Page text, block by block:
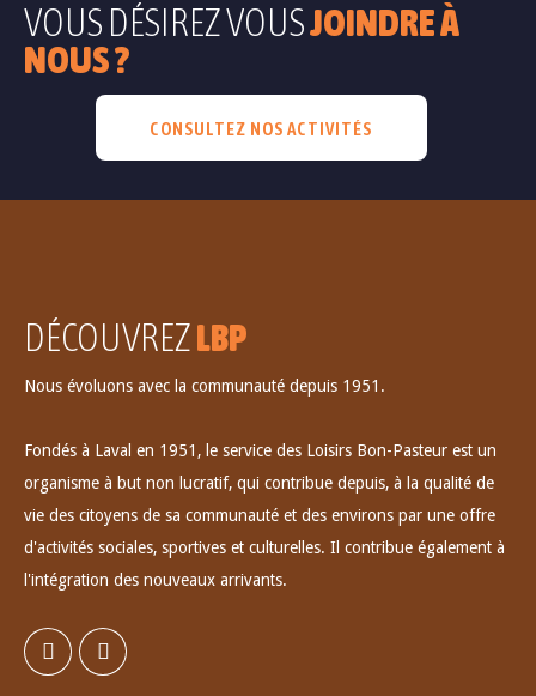
VOUS DÉSIREZ VOUSJOINDRE À
NOUS ?
CONSULTEZ NOS ACTIVITÉS
DÉCOUVREZLBP
Nous évoluons avec la communauté depuis 1951.
Fondés à Laval en 1951, le service des Loisirs Bon-Pasteur est un
organisme à but non lucratif, qui contribue depuis, à la qualité de
vie des citoyens de sa communauté et des environs par une offre
d'activités sociales, sportives et culturelles. Il contribue également à
l'intégration des nouveaux arrivants.